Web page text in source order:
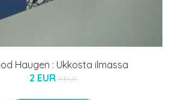
Haugen : Ukkosta ilmassa
2 EUR 4 EUR